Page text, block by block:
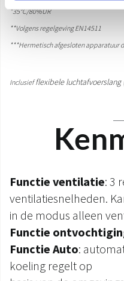
*35°C/80%UR
**Volgens regelgeving EN14511
***Hermetisch afgesloten apparatuur
Inclusiefflexibele luchtafvoerslang
Functie ventilatie: 3
ventilatiesnelheden.
in de modus alleen
Functie
Functie Auto:
koeling regelt op